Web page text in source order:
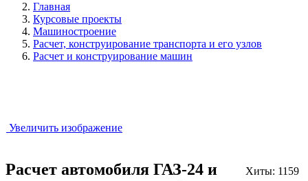
Главная
Курсовые проекты
Машиностроение
Расчет, конструирование транспорта и его узлов
Расчет и конструирование машин
Увеличить изображение
Хиты: 1159
Расчет автомобиля ГАЗ-24 и